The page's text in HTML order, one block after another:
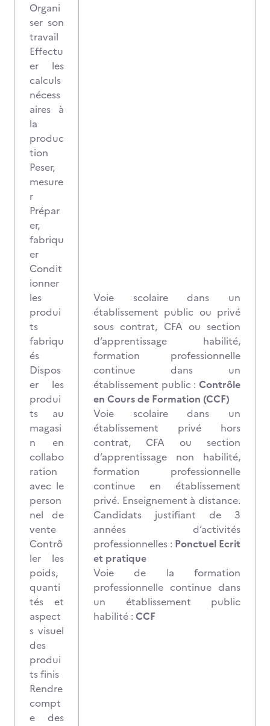
Organi
ser son
travail
Effectu
er les
calculs
nécess
aires à
la
produc
tion
Peser,
mesure
r
Prépar
er,
fabriqu
er
Condit
ionner
les
produi
ts
fabriqu
és
Dispos
er les
produi
ts au
magasi
n en
collabo
ration
avec le
person
nel de
vente
Contrô
ler les
poids,
quanti
tés et
aspect
s visuel
des
produi
ts finis
Rendre
compt
e des
Voie scolaire dans un
établissement public ou privé
sous contrat, CFA ou section
d’apprentissage habilité,
formation professionnelle
continue dans un
établissement public : Contrôle
en Cours de Formation (CCF)
Voie scolaire dans un
établissement privé hors
contrat, CFA ou section
d’apprentissage non habilité,
formation professionnelle
continue en établissement
privé. Enseignement à distance.
Candidats justifiant de 3
années d’activités
professionnelles : Ponctuel Ecrit
et pratique
Voie de la formation
professionnelle continue dans
un établissement public
habilité : CCF